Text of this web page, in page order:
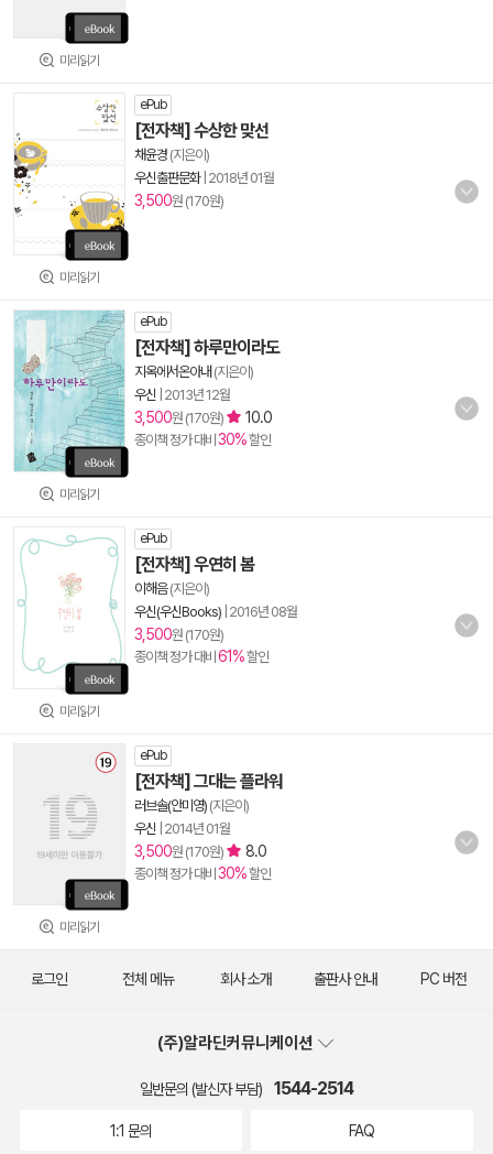
미리읽기
미리읽기
ePub
[전자책] 수상한 맞선
채윤경 (지은이)
우신출판문화| 2018년 01월
3,500원 (170원)
미리읽기
ePub
[전자책] 하루만이라도
지옥에서온아내 (지은이)
우신 2013년 12월
3,500원 (170원) 10.0
종이책 정가 대비 30%할인
미리읽기
ePub
[전자책] 우연히 봄
이해음(지은이)
우신(우신Books) 2016년 08월
3,500원 (170원)
종이책 정가 대비 61%할인
미리읽기
ePub
[전자책] 그대는 플라워
러브솔(안미영) (지은이)
우신 2014년 01월
3,500원 (170원) 8.0
종이책 정가 대비 30%할인
로그인 전체 메뉴 회사 소개 출판사 안내 PC 버전
(주)알라딘커뮤니케이션
일반문의 (발신자 부담) 1544-2514
1:1 문의 FAQ